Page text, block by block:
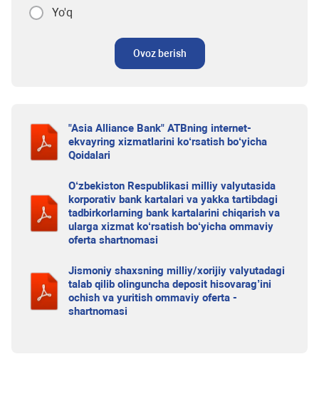
Yo'q
Ovoz berish
"Asia Alliance Bank" ATBning internet-
ekvayring xizmatlarini ko‘rsatish bo‘yicha
Qoidalari
O‘zbekiston Respublikasi milliy valyutasida
korporativ bank kartalari va yakka tartibdagi
tadbirkorlarning bank kartalarini chiqarish va
ularga xizmat ko‘rsatish bo‘yicha ommaviy
oferta shartnomasi
Jismoniy shaxsning milliy/xorijiy valyutadagi
talab qilib olinguncha deposit hisovarag’ini
ochish va yuritish ommaviy oferta -
shartnomasi